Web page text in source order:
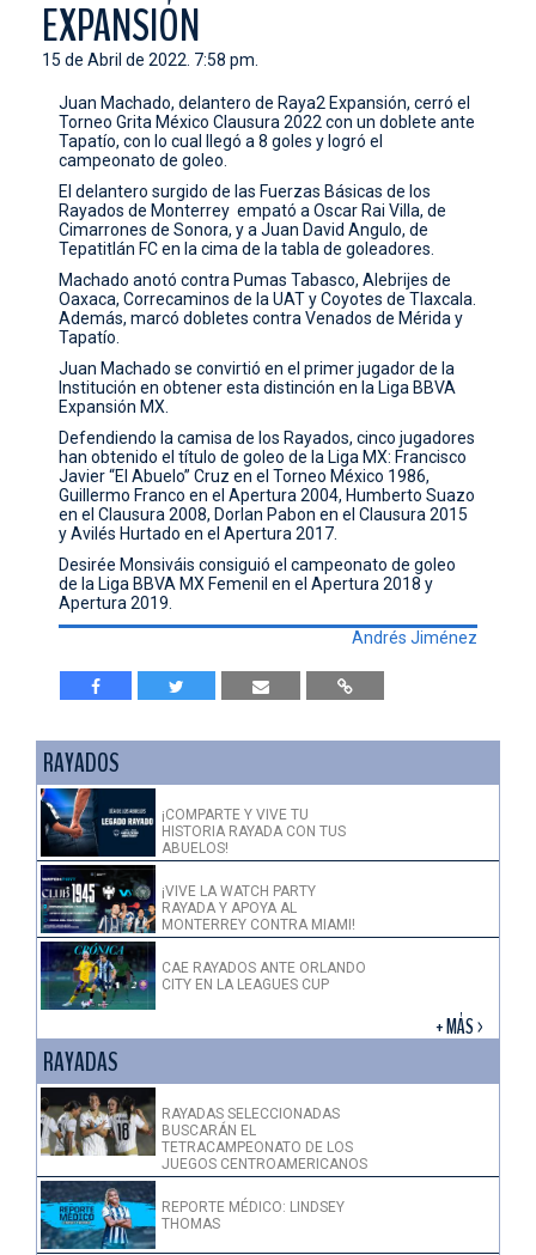
CONTACTO
EXPANSIÓN
15 de Abril de 2022. 7:58 pm.
Juan Machado, delantero de Raya2 Expansión, cerró el
Torneo Grita México Clausura 2022 con un doblete ante
Tapatío, con lo cual llegó a 8 goles y logró el
campeonato de goleo.
El delantero surgido de las Fuerzas Básicas de los
Rayados de Monterrey empató a Oscar Rai Villa, de
Cimarrones de Sonora, y a Juan David Angulo, de
Tepatitlán FC en la cima de la tabla de goleadores.
Machado anotó contra Pumas Tabasco, Alebrijes de
Oaxaca, Correcaminos de la UAT y Coyotes de Tlaxcala.
Además, marcó dobletes contra Venados de Mérida y
Tapatío.
Juan Machado se convirtió en el primer jugador de la
Institución en obtener esta distinción en la Liga BBVA
Expansión MX.
Defendiendo la camisa de los Rayados, cinco jugadores
han obtenido el título de goleo de la Liga MX: Francisco
Javier “El Abuelo” Cruz en el Torneo México 1986,
Guillermo Franco en el Apertura 2004, Humberto Suazo
en el Clausura 2008, Dorlan Pabon en el Clausura 2015
y Avilés Hurtado en el Apertura 2017.
Desirée Monsiváis consiguió el campeonato de goleo
de la Liga BBVA MX Femenil en elApertura 2018 y
Apertura 2019.
Andrés Jiménez
RAYADOS
¡COMPARTE Y VIVE TU
HISTORIA RAYADA CON TUS
ABUELOS!
¡VIVE LA WATCH PARTY
RAYADA Y APOYA AL
MONTERREY CONTRA MIAMI!
CAE RAYADOS ANTE ORLANDO
CITY EN LA LEAGUES CUP
+ MÁS >
RAYADAS
RAYADAS SELECCIONADAS
BUSCARÁN EL
TETRACAMPEONATO DE LOS
JUEGOS CENTROAMERICANOS
REPORTE MÉDICO: LINDSEY
THOMAS